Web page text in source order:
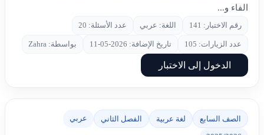
الفاء و...
رقم الاختبار: 141 اللغة: عربي عدد الأسئلة: 20
عدد الزيارات: 105 تاريخ الإضافة: 2026-05-11 بواسطة: Zahra
الدخول إلى الاختبار
الصف السابع لغة عربية الفصل الثاني عربي